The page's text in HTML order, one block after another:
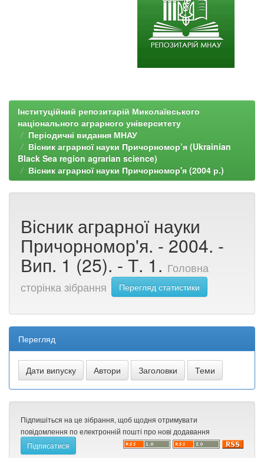
Інституційний репозитарій Миколаївського
національного аграрного університету
Періодичні видання МНАУ
Вiсник аграрної науки Причорномор’я (Ukrainian
Black Sea region agrarian science)
Вісник аграрної науки Причорномор'я (2004 р.)
Вісник аграрної науки
Причорномор'я. - 2004. -
Вип. 1 (25). - Т. 1. Головна
сторінка зібрання
Перегляд статистики
Перегляд
Підпишіться на це зібрання, щоб щодня отримувати
повідомлення по електронній пошті про нові додавання